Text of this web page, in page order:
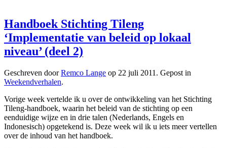
Handboek Stichting Tileng
‘Implementatie van beleid op lokaal
niveau’ (deel 2)
Geschreven doorRemco Lange op 22 juli 2011 . Gepost in
Weekendverhalen.
Vorige week vertelde ik u over de ontwikkeling van het Stichting
Tileng-handboek, waarin het beleid van de stichting op een
eenduidige wijze en in drie talen (Nederlands, Engels en
Indonesisch) opgetekend is. Deze week wil ik u iets meer vertellen
over de inhoud van het handboek.